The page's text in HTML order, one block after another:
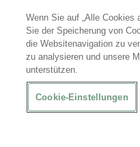
© 2026XXLgastro
Datenschutz Impressum
Wenn Sie auf „Alle Cookies
Sie der Speicherung von
die Websitenavigation zu
zu analysieren und unsere
unterstützen.
Cookie-Einstellungen